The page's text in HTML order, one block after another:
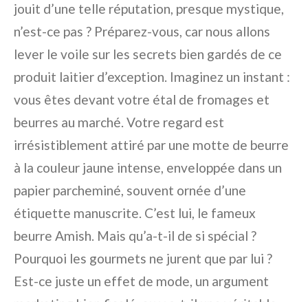
jouit d’une telle réputation, presque mystique,
n’est-ce pas ? Préparez-vous, car nous allons
lever le voile sur les secrets bien gardés de ce
produit laitier d’exception. Imaginez un instant :
vous êtes devant votre étal de fromages et
beurres au marché. Votre regard est
irrésistiblement attiré par une motte de beurre
à la couleur jaune intense, enveloppée dans un
papier parcheminé, souvent ornée d’une
étiquette manuscrite. C’est lui, le fameux
beurre Amish. Mais qu’a-t-il de si spécial ?
Pourquoi les gourmets ne jurent que par lui ?
Est-ce juste un effet de mode, un argument